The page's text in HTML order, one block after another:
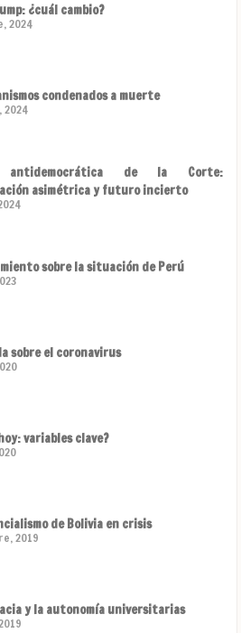
¿cuál cambio?
2024
condenados a muerte
2024
antidemocrática de la Corte:
asimétrica y futuro incierto
sobre la situación de Perú
sobre el coronavirus
variables clave?
de Bolivia en crisis
2019
y la autonomía universitarias